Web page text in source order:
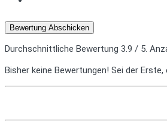
Bewertung Abschicken
Durchschnittliche Bewertung 3.9 / 5.
Bisher keine Bewertungen! Sei der